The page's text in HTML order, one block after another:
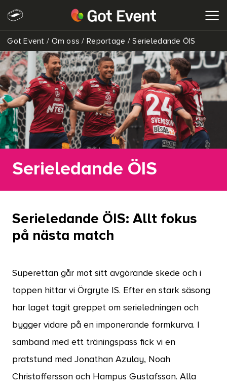
Got Event / Om oss / Reportage / Serieledande ÖIS
Serieledande ÖIS
Serieledande ÖIS: Allt fokus
på nästa match
Superettan går mot sitt avgörande skede och i
toppen hittar vi Örgryte IS. Efter en stark säsong
har laget tagit greppet om serieledningen och
bygger vidare på en imponerande formkurva. I
samband med ett träningspass fick vi en
pratstund med Jonathan Azulay, Noah
Christoffersson och Hampus Gustafsson. Alla